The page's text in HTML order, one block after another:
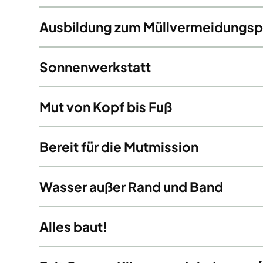
Ausbildung zum
Sonnenwerkstatt
Mut von Kopf bis Fuß
Bereit für die Mutmission
Wasser außer Rand und Band
Alles baut!